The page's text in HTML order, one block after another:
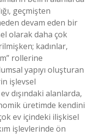
geçmişten
devam eden bir
olarak daha çok
kadınlar,
rollerine
yapıyı oluşturan
işlevsel
dışındaki alanlarda,
üretimde kendini
ev içindeki ilişkisel
işlevlerinde ön